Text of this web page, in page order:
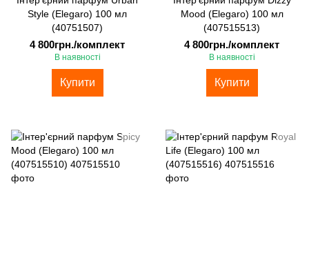
Style (Elegaro) 100 мл
(40751507)
4 800грн./комплект
В наявності
Купити
Mood (Elegaro) 100 мл
(407515513)
4 800грн./комплект
В наявності
Купити